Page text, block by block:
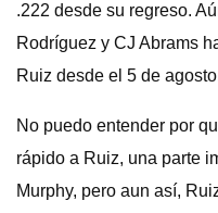
.222 desde su regreso.
Rodríguez y CJ Abrams
Ruiz desde el 5 de
No puedo entender por
rápido a Ruiz, una parte
Murphy, pero aun así,